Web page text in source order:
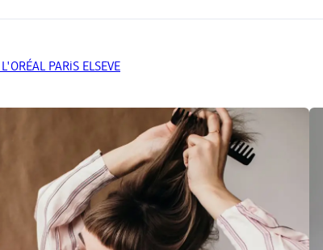
PARiS ELSEVE